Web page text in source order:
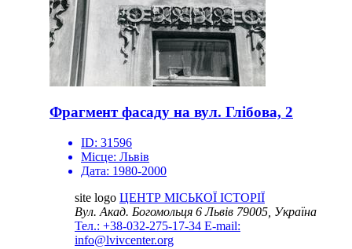
Фрагмент фасаду на вул. Глібова, 2
ID: 31596
Місце: Львів
Дата: 1980-2000
site logo ЦЕНТР МІСЬКОЇ ІСТОРІЇ
Вул. Акад. Богомольця 6Львів 79005, Україна
Тел.: +38-032-275-17-34 E-mail:
info@lvivcenter.org